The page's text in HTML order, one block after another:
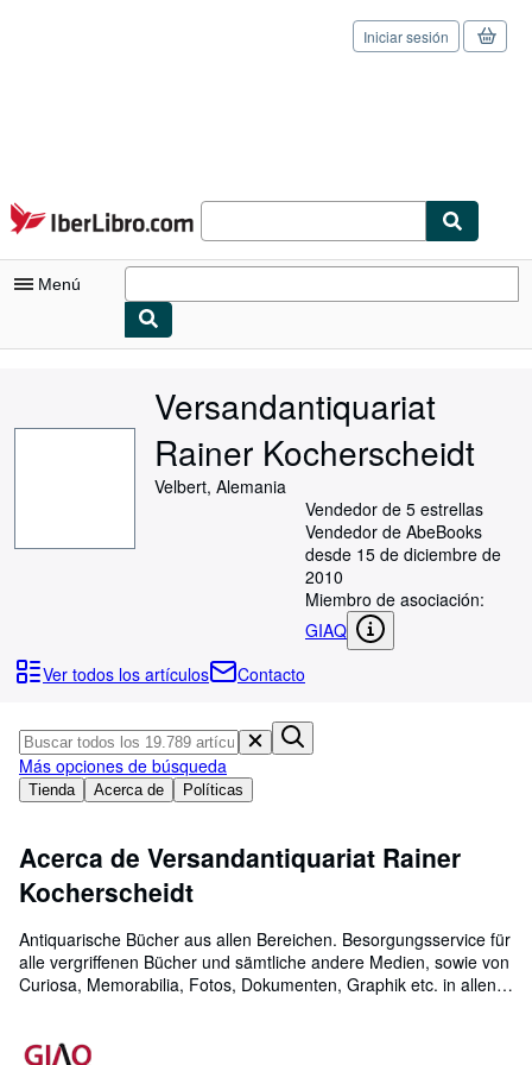
Pasar al contenido principal
IberLibro.com
Iniciar sesión
Menú
Consultar mis pedidos
Búsqueda avanzada
Vendedores
Ayuda
CERRAR
Versandantiquariat
Rainer Kocherscheidt
Velbert, Alemania
Vendedor de 5 estrellas
Vendedor de AbeBooks
desde 15 de diciembre de
2010
Miembro de asociación:
GIAQ
Ver todos los artículos
Contacto
Tienda Acerca de Políticas
Más opciones de búsqueda
Acerca de Versandantiquariat Rainer
Kocherscheidt
Antiquarische Bücher aus allen Bereichen. Besorgungsservice für
alle vergriffenen Bücher und sämtliche andere Medien, sowie von
Curiosa, Memorabilia, Fotos, Dokumenten, Graphik etc. in allen
alexandriabuch@aol.com . Versanddienstleister: Deutsche